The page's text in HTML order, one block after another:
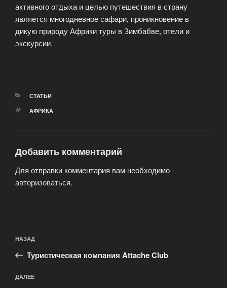
активного отдыха и целью путешествия в страну
является многодневное сафари, проникновение в
дикую природу Африки туры в Зимбабве, отели и
экскурсии.
РУБРИКИ
СТАТЬИ
МЕТКИ
АФРИКА
Добавить комментарий
Для отправки комментария вам необходимо
авторизоваться.
по
записям
Предыдущая
запись:
НАЗАД
Туристическая компания Attache Club
Следующая
ДАЛЕЕ